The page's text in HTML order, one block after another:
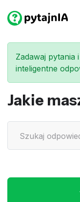
Zadawaj pytania
inteligentne
Jakie